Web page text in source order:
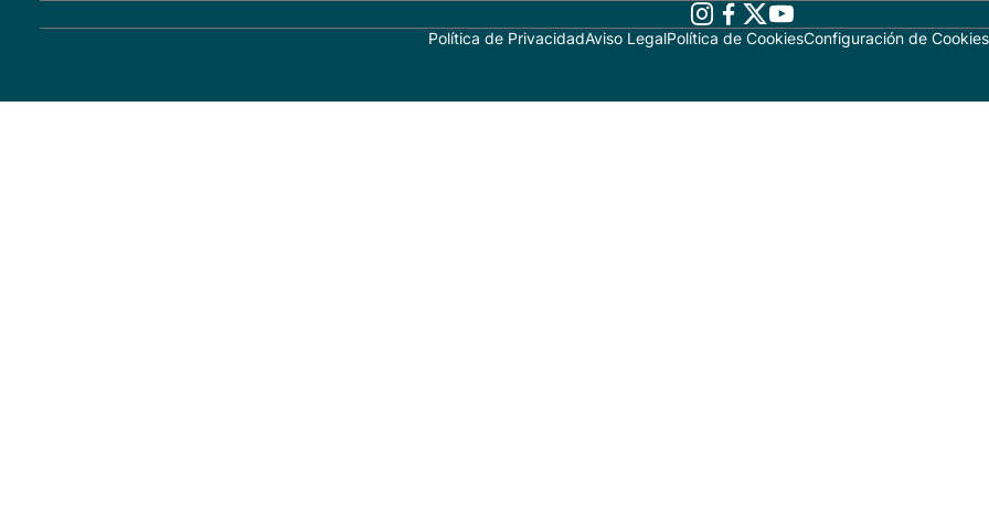
Política de PrivacidadAviso LegalPolítica de CookiesConfiguración de Cookies